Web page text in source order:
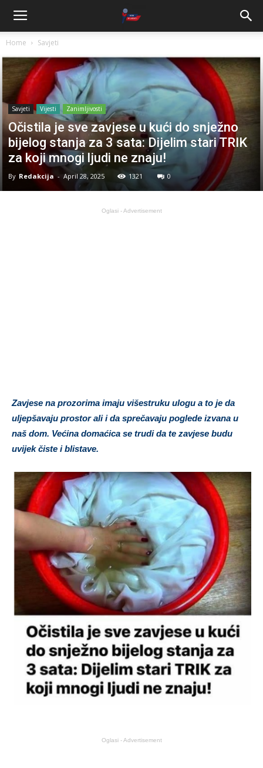
Home Savjeti
Savjeti Vijesti Zanimljivosti
Očistila je sve zavjese u kući do snježno
bijelog stanja za 3 sata: Dijelim stari TRIK
za koji mnogi ljudi ne znaju!
By Redakcija - April 28, 2025 1321 0
Oglasi - Advertisement
Zavjese na prozorima imaju višestruku ulogu a to je da
uljepšavaju prostor ali i da sprečavaju poglede izvana u
naš dom. Većina domaćica se trudi da te zavjese budu
uvijek čiste i blistave.
Oglasi - Advertisement